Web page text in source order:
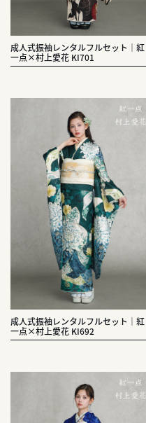
成人式振袖レンタルフルセット｜紅
一点×村上愛花 KI701
成人式振袖レンタルフルセット｜紅
一点×村上愛花 KI692